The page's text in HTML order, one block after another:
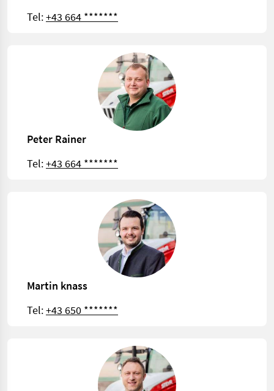
Tel:+43 664 *******
Peter Rainer
Tel:+43 664 *******
Martin knass
Tel:+43 650 *******